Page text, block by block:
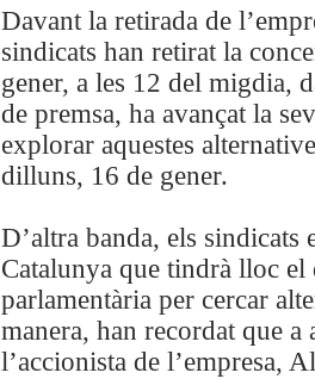
Davant la retirada de
sindicats han retirat la
gener, a les 12 del migdia,
de premsa, ha avançat la
explorar aquestes
dilluns, 16 de gener.
D’altra banda, els sindicats
Catalunya que tindrà lloc el
parlamentària per cercar
manera, han recordat que a
l’accionista de l’empresa,